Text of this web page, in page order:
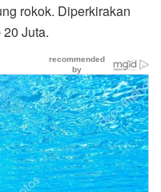
rokok. Diperkirakan
Juta.